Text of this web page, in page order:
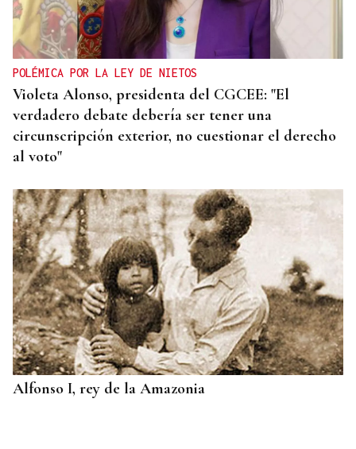
POLÉMICA POR LA LEY DE NIETOS
Violeta Alonso, presidenta del CGCEE: "El
verdadero debate debería ser tener una
circunscripción exterior, no cuestionar el derecho
al voto"
Alfonso I, rey de la Amazonia